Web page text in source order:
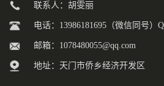
联系人：胡雯丽
电话：13986181695（微信同号）
邮箱： 1078480055@qq.com
地址：天门市侨乡经济开发区